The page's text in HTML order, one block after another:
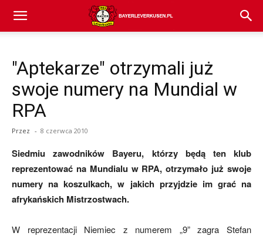
Bayer
Leverkusen
"Aptekarze" otrzymali już
swoje numery na Mundial w
RPA
Przez - 8 czerwca 2010
Siedmiu zawodników Bayeru, którzy będą ten klub
reprezentować na Mundialu w RPA, otrzymało już swoje
numery na koszulkach, w jakich przyjdzie im grać na
afrykańskich Mistrzostwach.
W reprezentacji Niemiec z numerem „9” zagra Stefan